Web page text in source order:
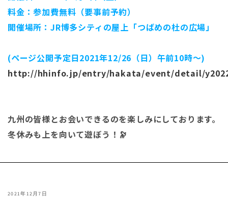
料金：参加費無料（要事前予約）
開催場所：JR博多シティの屋上「つばめの杜の広場」
(ページ公開予定日2021年12/26（日）午前10時～)
http://hhinfo.jp/entry/hakata/event/detail/
九州の皆様とお会いできるのを楽しみにしております。
冬休みも上を向いて遊ぼう！🔭
2021年12月7日